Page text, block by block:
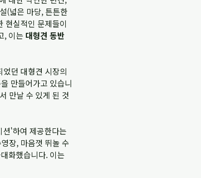
(넓은 마당, 튼튼한
현실적인 문제들이
, 이는 대형견 동반
었던 대형견 시장의
만들어가고 있습니
만날 수 있게 된 것
'하여 제공한다는
장, 마음껏 뛰놀 수
화했습니다. 이는